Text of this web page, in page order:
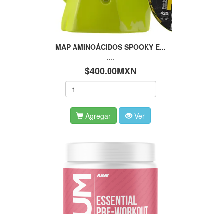
MAP AMINOÁCIDOS SPOOKY E...
....
$400.00MXN
Agregar Ver